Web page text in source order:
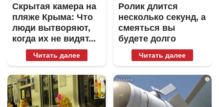
Скрытая камера на
пляже Крыма: Что
люди вытворяют,
когда их не видят...
Читать далее
Ролик длится
несколько секунд, а
смеяться вы
будете долго
Читать далее
i i